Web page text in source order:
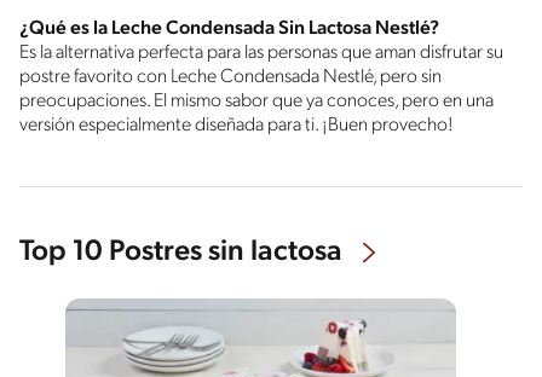
¿Qué es la Leche Condensada Sin Lactosa Nestlé?
Es la alternativa perfecta para las personas que aman disfrutar su
postre favorito con Leche Condensada Nestlé, pero sin
preocupaciones. El mismo sabor que ya conoces, pero en una
versión especialmente diseñada para ti. ¡Buen provecho!
Top 10 Postres sin lactosa